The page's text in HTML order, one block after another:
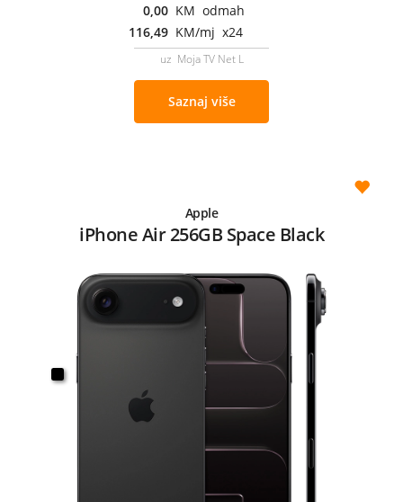
0,00 KM odmah
116,49 KM/mj x24
uz Moja TV Net L
Saznaj više
Apple
iPhone Air 256GB Space Black